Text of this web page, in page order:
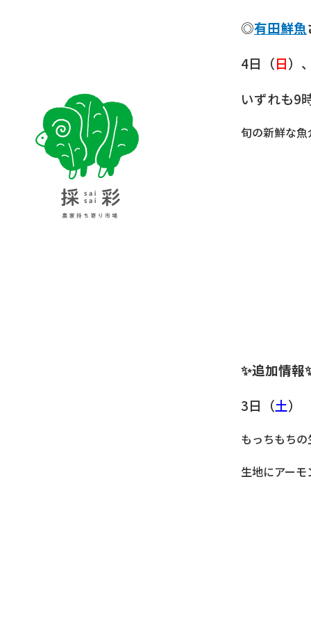
採彩 saisai 農家持ち寄り市場
◎有田鮮魚
4日（日）
いずれも9
旬の新鮮な
✨追加情
3日（土）
もっちもち
生地にアー